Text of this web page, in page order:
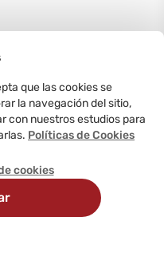
que las cookies se
la navegación del sitio,
con nuestros estudios para
Políticas de Cookies
cookies